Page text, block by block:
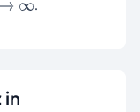
∞ .
in